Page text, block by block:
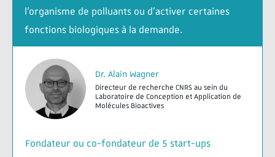
l’organisme de polluants ou d’activer certaines
fonctions biologiques à la demande.
Dr. Alain Wagner
Directeur de recherche CNRS au sein du
Laboratoire de Conception et Application de
Molécules Bioactives
Fondateur ou co-fondateur de 5 start-ups